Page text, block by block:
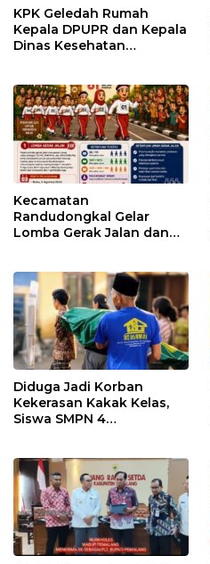
KPK Geledah Rumah
Kepala DPUPR dan Kepala
Dinas Kesehatan
Kecamatan
Randudongkal Gelar
Lomba Gerak Jalan dan
Diduga Jadi Korban
Kekerasan Kakak Kelas,
Siswa SMPN 4